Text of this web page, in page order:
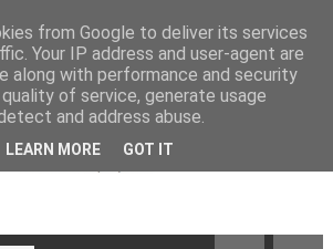
from Google to deliver its services
Your IP address and user-agent are
along with performance and security
of service, generate usage
and address abuse.
LEARN MORE GOT IT